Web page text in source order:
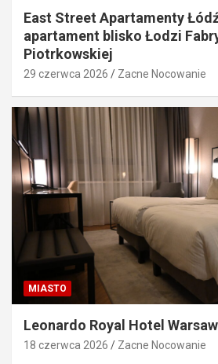
East Street Apartamenty
apartament blisko Łodzi
Piotrkowskiej
29 czerwca 2026 Zacne Nocowanie
MIASTO
Leonardo Royal Hotel Warsaw
18 czerwca 2026 Zacne Nocowanie